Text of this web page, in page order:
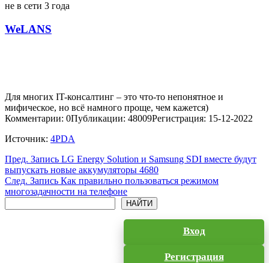
не в сети 3 года
WeLANS
Для многих IT-консалтинг – это что-то непонятное и
мифическое, но всё намного проще, чем кажется)
Комментарии: 0Публикации: 48009Регистрация: 15-12-2022
Источник: 4PDA
Пред. Запись LG Energy Solution и Samsung SDI вместе будут
выпускать новые аккумуляторы 4680
След. Запись Как правильно пользоваться режимом
многозадачности на телефоне
НАЙТИ
Вход
Регистрация